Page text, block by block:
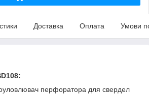
Доставка Оплата Умови
перфоратора для свердел